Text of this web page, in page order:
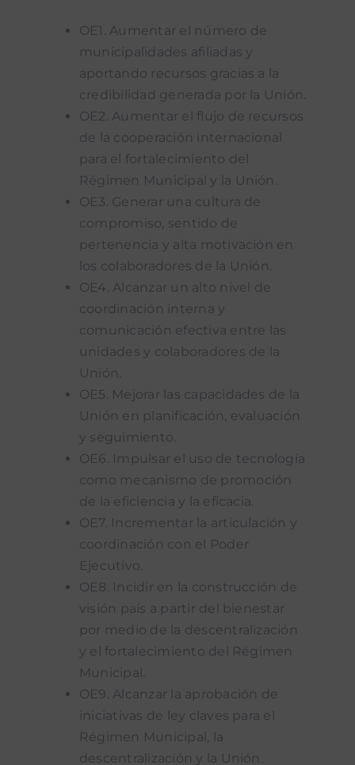
OE1. Aumentar el número de
municipalidades afiliadas y
aportando recursos gracias a la
credibilidad generada por la Unión.
OE2. Aumentar el flujo de recursos
de la cooperación internacional
para el fortalecimiento del
Régimen Municipal y la Unión.
OE3. Generar una cultura de
compromiso, sentido de
pertenencia y alta motivación en
los colaboradores de la Unión.
OE4. Alcanzar un alto nivel de
coordinación interna y
comunicación efectiva entre las
unidades y colaboradores de la
Unión.
OE5. Mejorar las capacidades de la
Unión en planificación, evaluación
y seguimiento.
OE6. Impulsar el uso de tecnología
como mecanismo de promoción
de la eficiencia y la eficacia.
OE7. Incrementar la articulación y
coordinación con el Poder
Ejecutivo.
OE8. Incidir en la construcción de
visión país a partir del bienestar
por medio de la descentralización
y el fortalecimiento del Régimen
Municipal.
OE9. Alcanzar la aprobación de
iniciativas de ley claves para el
Régimen Municipal, la
descentralización y la Unión.